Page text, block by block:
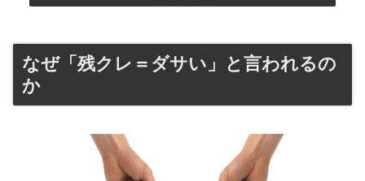
なぜ「残クレ＝ダサい」と言われるの
か